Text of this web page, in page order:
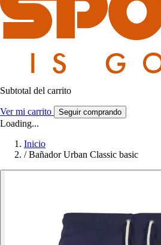
Subtotal del carrito
Ver mi carrito Seguir comprando
Loading...
Inicio
/ Bañador Urban Classic basic